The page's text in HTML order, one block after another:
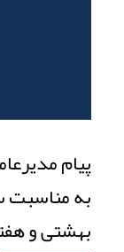
پیام
به مناسبت
بهشتی و